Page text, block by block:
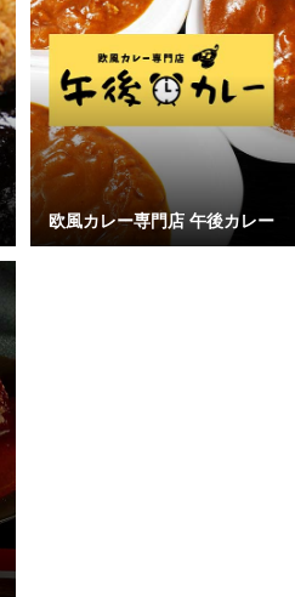
欧風カレー専門店 午後カレー